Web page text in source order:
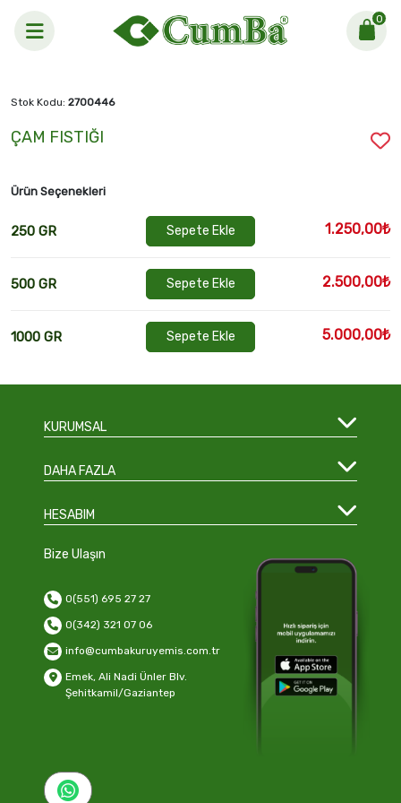
0
ÇAM FISTIĞI
Stok Kodu: 2700446
ÇAM FISTIĞI
Ürün Seçenekleri
250 GR Sepete Ekle 1.250,00₺
500 GR Sepete Ekle 2.500,00₺
1000 GR Sepete Ekle 5.000,00₺
KURUMSAL
DAHA FAZLA
HESABIM
Bize Ulaşın
0(551) 695 27 27
0(342) 321 07 06
info@cumbakuruyemis.com.tr
Emek, Ali Nadi Ünler Blv.
Şehitkamil/Gaziantep